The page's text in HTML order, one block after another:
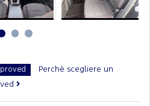
Perchè scegliere un